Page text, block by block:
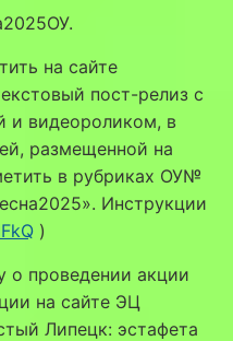
на сайте
пост-релиз с
и видеороликом, в
размещенной на
в рубриках ОУ№
Инструкции
)
о проведении акции
на сайте ЭЦ
Липецк: эстафета